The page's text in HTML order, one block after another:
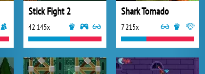
Stick Fight 2
42 145x
Shark Tornado
7 215x